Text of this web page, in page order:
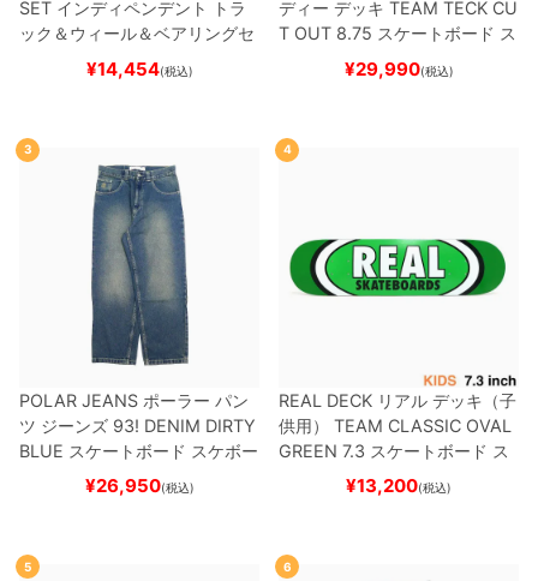
SET インディペンデント
トラ
ック＆ウィール＆ベアリングセ
（トリック用）
ード スケボー
¥14,454(税込)
ディー デッキ TEAM TECK CU
T OUT 8.75 スケートボード ス
¥29,990(税込)
3
POLAR JEANS ポーラー パン
ツ ジーンズ 93! DENIM DIRTY
BLUE スケートボード スケボー
¥26,950(税込)
4
REAL DECK リアル デッキ（子
供用）
TEAM CLASSIC OVAL
GREEN 7.3 スケートボード ス
¥13,200(税込)
5 6